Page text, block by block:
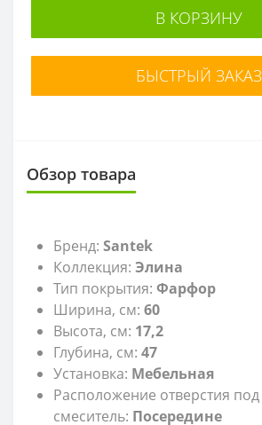
В КОРЗИНУ
БЫСТРЫЙ ЗАКАЗ
Обзор товара
Бренд: Santek
Коллекция: Элина
Тип покрытия: Фарфор
Ширина, см: 60
Высота, см: 17,2
Глубина, см: 47
Установка: Мебельная
Расположение отверстия под
смеситель: Посередине